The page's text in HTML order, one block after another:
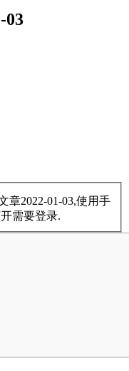
03
章2022-01-03,使用手
需要登录.